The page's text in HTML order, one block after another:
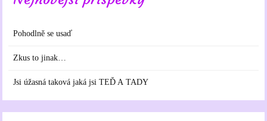
Pohodlně se usaď
Zkus to jinak…
Jsi úžasná taková jaká jsi TEĎ A TADY